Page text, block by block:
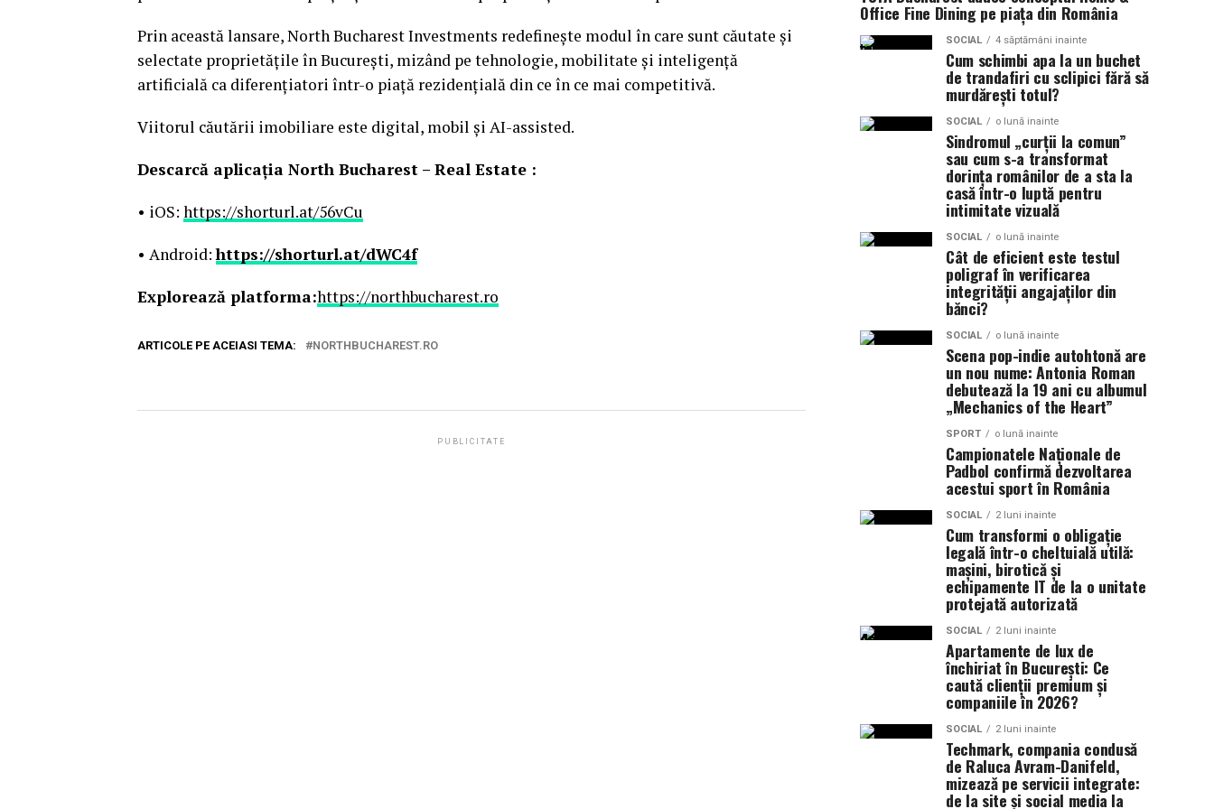
Prin această lansare, North Bucharest Investments redefinește modul în care sunt căutate și
selectate proprietățile în București, mizând pe tehnologie, mobilitate și inteligență
artificială ca diferențiatori într-o piață rezidențială din ce în ce mai competitivă.
Viitorul căutării imobiliare este digital, mobil și AI-assisted.
Descarcă aplicația North Bucharest – Real Estate :
• iOS: https://shorturl.at/56vCu
• Android:https://shorturl.at/dWC4f
Explorează platforma:https://northbucharest.ro
ARTICOLE PE ACEIASI TEMA: NORTHBUCHAREST.RO
PUBLICITATE
Office Fine Dining pe piața din România
SOCIAL 4 săptămâni inainte
Cum schimbi apa la un buchet
de trandafiri cu sclipici fără să
murdărești totul?
SOCIAL o lună inainte
Sindromul „curții la comun”
sau cum s-a transformat
dorința românilor de a sta la
casă într-o luptă pentru
intimitate vizuală
SOCIAL o lună inainte
Cât de eficient este testul
poligraf în verificarea
integrității angajaților din
bănci?
SOCIAL o lună inainte
Scena pop-indie autohtonă are
un nou nume: Antonia Roman
debutează la 19 ani cu albumul
„Mechanics of the Heart”
SPORT o lună inainte
Campionatele Naționale de
Padbol confirmă dezvoltarea
acestui sport în România
SOCIAL 2 luni inainte
Cum transformi o obligație
legală într-o cheltuială utilă:
mașini, birotică și
echipamente IT de la o unitate
protejată autorizată
SOCIAL 2 luni inainte
Apartamente de lux de
închiriat în București: Ce
caută clienții premium și
companiile în 2026?
SOCIAL 2 luni inainte
Techmark, compania condusă
de Raluca Avram-Danifeld,
mizează pe servicii integrate:
de la site și social media la